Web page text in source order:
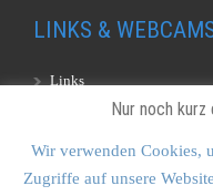
LINKS &
Links
Nur noch
Wir verwenden Cookies,
Zugriffe auf unsere